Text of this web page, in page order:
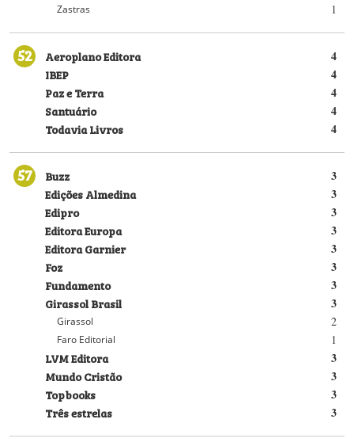
1
Zastras
52 4
Aeroplano Editora
4
IBEP
4
Paz e Terra
4
Santuário
4
Todavia Livros
57 3
Buzz
3
Edições Almedina
3
Edipro
3
Editora Europa
3
Editora Garnier
3
Foz
3
Fundamento
3
Girassol Brasil
2
Girassol
1
Faro Editorial
3
LVM Editora
3
Mundo Cristão
3
Topbooks
3
Três estrelas